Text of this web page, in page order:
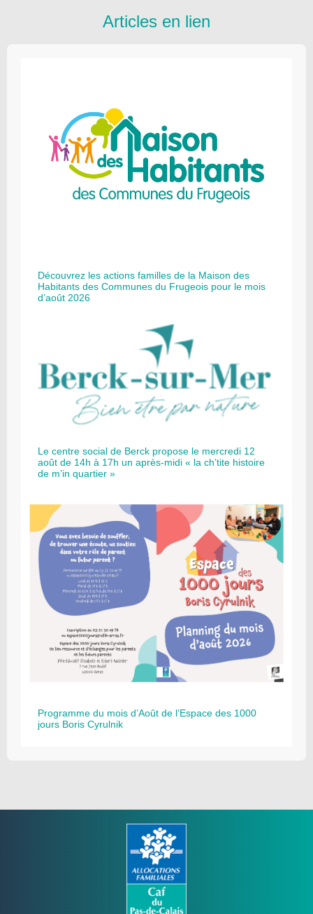
Articles en lien
Découvrez les actions familles de la Maison des
Habitants des Communes du Frugeois pour le mois
d’août 2026
Le centre social de Berck propose le mercredi 12
août de 14h à 17h un après-midi « la ch’tite histoire
de m’in quartier »
Programme du mois d’Août de l’Espace des 1000
jours Boris Cyrulnik